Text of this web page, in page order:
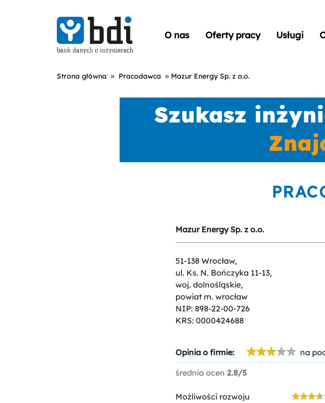
O nas Oferty pracy Usługi
Strona główna » Pracodawca » Mazur Energy Sp. z o.o.
Mazur Energy Sp. z o.o.
51-138 Wrocław,
ul. Ks. N. Bończyka 11-13,
woj. dolnośląskie,
powiat m. wrocław
NIP: 898-22-00-726
KRS: 0000424688
Opinia o firmie: na
średnia ocen 2.8/5
Możliwości rozwoju